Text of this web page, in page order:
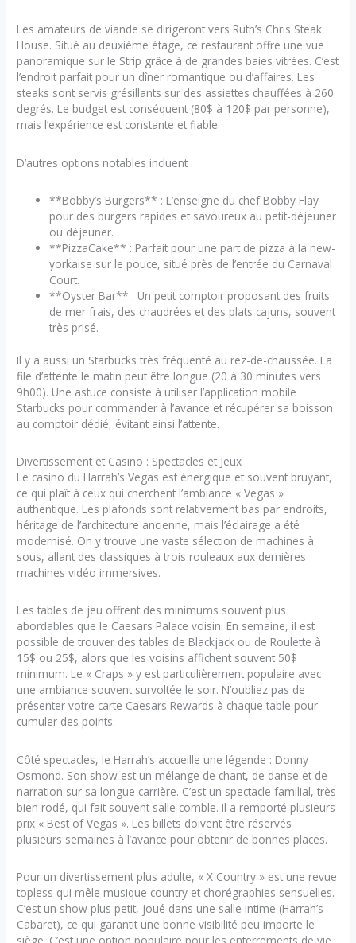
Les amateurs de viande se dirigeront vers Ruth’s Chris Steak
House. Situé au deuxième étage, ce restaurant offre une vue
panoramique sur le Strip grâce à de grandes baies vitrées. C’est
l’endroit parfait pour un dîner romantique ou d’affaires. Les
steaks sont servis grésillants sur des assiettes chauffées à 260
degrés. Le budget est conséquent (80$ à 120$ par personne),
mais l’expérience est constante et fiable.
D’autres options notables incluent :
**Bobby’s Burgers** : L’enseigne du chef Bobby Flay
pour des burgers rapides et savoureux au petit-déjeuner
ou déjeuner.
**PizzaCake** : Parfait pour une part de pizza à la new-
yorkaise sur le pouce, situé près de l’entrée du Carnaval
Court.
**Oyster Bar** : Un petit comptoir proposant des fruits
de mer frais, des chaudrées et des plats cajuns, souvent
très prisé.
Il y a aussi un Starbucks très fréquenté au rez-de-chaussée. La
file d’attente le matin peut être longue (20 à 30 minutes vers
9h00). Une astuce consiste à utiliser l’application mobile
Starbucks pour commander à l’avance et récupérer sa boisson
au comptoir dédié, évitant ainsi l’attente.
Divertissement et Casino : Spectacles et Jeux
Le casino du Harrah’s Vegas est énergique et souvent bruyant,
ce qui plaît à ceux qui cherchent l’ambiance « Vegas »
authentique. Les plafonds sont relativement bas par endroits,
héritage de l’architecture ancienne, mais l’éclairage a été
modernisé. On y trouve une vaste sélection de machines à
sous, allant des classiques à trois rouleaux aux dernières
machines vidéo immersives.
Les tables de jeu offrent des minimums souvent plus
abordables que le Caesars Palace voisin. En semaine, il est
possible de trouver des tables de Blackjack ou de Roulette à
15$ ou 25$, alors que les voisins affichent souvent 50$
minimum. Le « Craps » y est particulièrement populaire avec
une ambiance souvent survoltée le soir. N’oubliez pas de
présenter votre carte Caesars Rewards à chaque table pour
cumuler des points.
Côté spectacles, le Harrah’s accueille une légende : Donny
Osmond. Son show est un mélange de chant, de danse et de
narration sur sa longue carrière. C’est un spectacle familial, très
bien rodé, qui fait souvent salle comble. Il a remporté plusieurs
prix « Best of Vegas ». Les billets doivent être réservés
plusieurs semaines à l’avance pour obtenir de bonnes places.
Pour un divertissement plus adulte, « X Country » est une revue
topless qui mêle musique country et chorégraphies sensuelles.
C’est un show plus petit, joué dans une salle intime (Harrah’s
Cabaret), ce qui garantit une bonne visibilité peu importe le